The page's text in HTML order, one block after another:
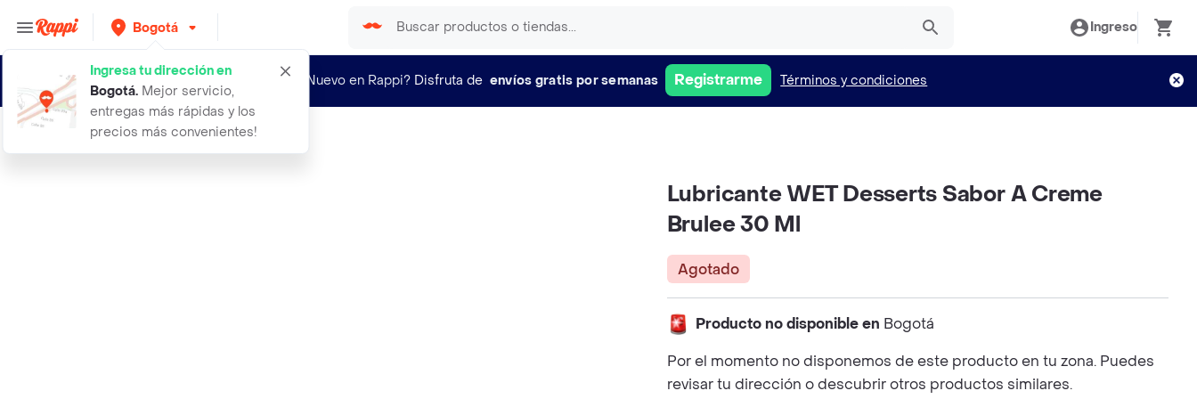
Bogotá
Ingresa tu dirección en
Bogotá. Mejor servicio,
entregas más rápidas y los
precios más convenientes!
Ingreso
¿Nuevo en Rappi? Disfruta de envíos gratis por semanas Registrarme Términos y condiciones
lubricante wet desserts sabor a cre
Lubricante WET Desserts Sabor A Creme
Brulee 30 Ml
Agotado
Producto no disponible en Bogotá
Por el momento no disponemos de este producto en tu zona. Puedes
revisar tu dirección o descubrir otros productos similares.